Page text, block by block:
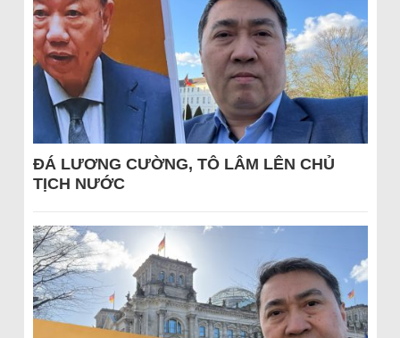
ĐÁ LƯƠNG CƯỜNG, TÔ LÂM LÊN CHỦ
TỊCH NƯỚC